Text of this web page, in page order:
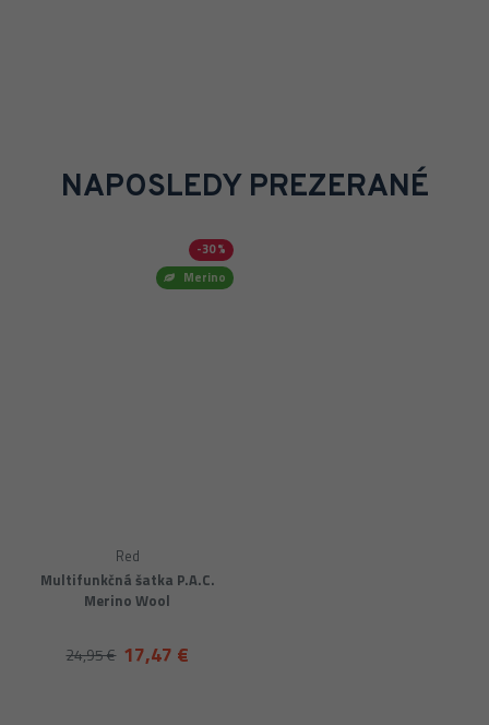
NAPOSLEDY PREZERANÉ
Merino
-30 %
Multifunkčná šatka P.A.C.
Merino Wool
Red
17,47 €
24,95 €